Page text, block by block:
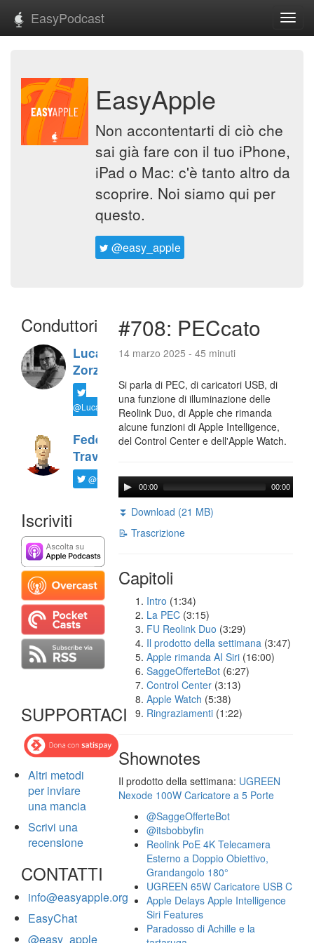
EasyPodcast
EasyApple
Non accontentarti di ciò che
sai già fare con il tuo iPhone,
iPad o Mac: c'è tanto altro da
scoprire. Noi siamo qui per
questo.
@easy_apple
Conduttori
Luca
Zorzi
@LucaTNT
Federico
Travaini
@ftrava
Iscriviti
SUPPORTACI
Altri metodi
per inviare
una mancia
Scrivi una
recensione
CONTATTI
info@easyapple.org
EasyChat
@easy_apple
#708: PECcato
14 marzo 2025 - 45 minuti
Si parla di PEC, di caricatori USB, di
una funzione di illuminazione delle
Reolink Duo, di Apple che rimanda
alcune funzioni di Apple Intelligence,
del Control Center e dell'Apple Watch.
00:00 00:00
⏬ Download (21 MB)
📝 Trascrizione
Capitoli
Intro (1:34)
La PEC (3:15)
FU Reolink Duo (3:29)
Il prodotto della settimana (3:47)
Apple rimanda AI Siri (16:00)
SaggeOfferteBot (6:27)
Control Center (3:13)
Apple Watch (5:38)
Ringraziamenti (1:22)
Shownotes
Il prodotto della settimana: UGREEN
Nexode 100W Caricatore a 5 Porte
@SaggeOfferteBot
@itsbobbyfin
Reolink PoE 4K Telecamera
Esterno a Doppio Obiettivo,
Grandangolo 180°
UGREEN 65W Caricatore USB C
Apple Delays Apple Intelligence
Siri Features
Paradosso di Achille e la